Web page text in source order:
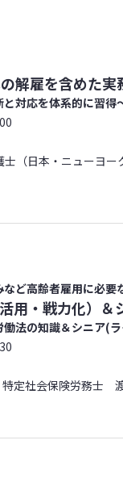
解雇を含めた実
対応を体系的に習得
（日本・ニューヨー
ど高齢者雇用に必
用・戦力化）＆
法の知識＆シニア(
定社会保険労務士